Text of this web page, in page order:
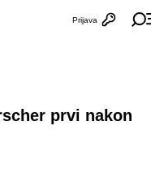
Otvori
Prijava
prvi nakon